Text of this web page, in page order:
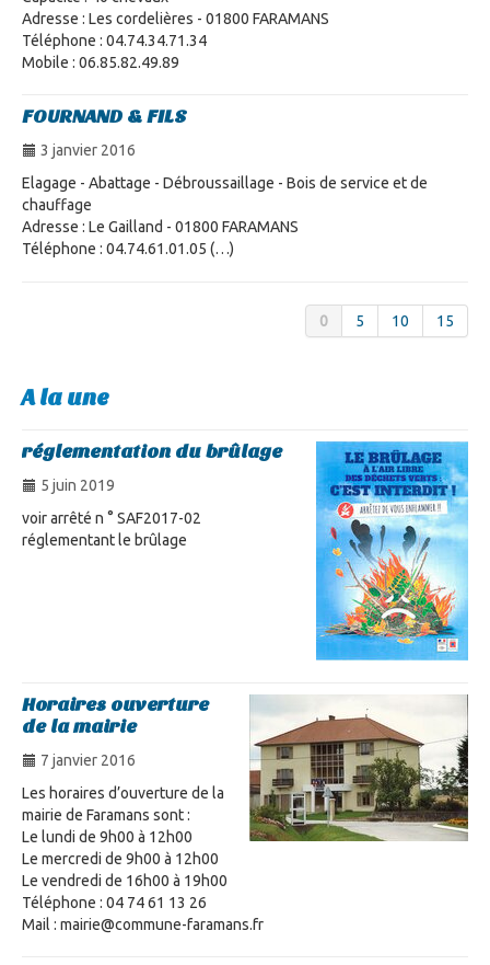
Adresse : Les cordelières - 01800 FARAMANS
Téléphone : 04.74.34.71.34
Mobile : 06.85.82.49.89
FOURNAND & FILS
3 janvier 2016
Elagage - Abattage - Débroussaillage - Bois de service et de
chauffage
Adresse : Le Gailland - 01800 FARAMANS
Téléphone : 04.74.61.01.05 (…)
0 5 10 15
A la une
réglementation du brûlage
5 juin 2019
voir arrêté n ° SAF2017-02
réglementant le brûlage
Horaires ouverture
de la mairie
7 janvier 2016
Les horaires d’ouverture de la
mairie de Faramans sont :
Le lundi de 9h00 à 12h00
Le mercredi de 9h00 à 12h00
Le vendredi de 16h00 à 19h00
Téléphone : 04 74 61 13 26
Mail : mairie@commune-faramans.fr